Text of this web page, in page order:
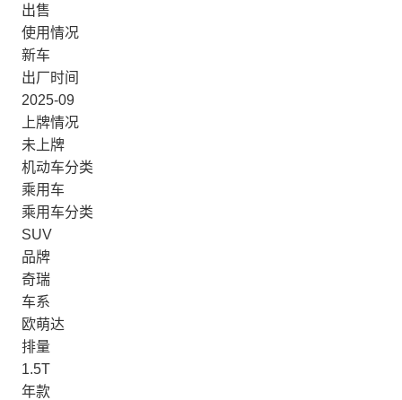
出售
使用情况
新车
出厂时间
2025-09
上牌情况
未上牌
机动车分类
乘用车
乘用车分类
SUV
品牌
奇瑞
车系
欧萌达
排量
1.5T
年款